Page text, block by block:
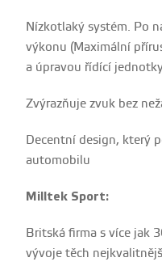
Nízkotlaký systém. Po
výkonu (Maximální
a úpravou řídící
Zvýrazňuje zvuk bez
Decentní design, který
automobilu
Milltek Sport:
Britská firma s více jak
vývoje těch